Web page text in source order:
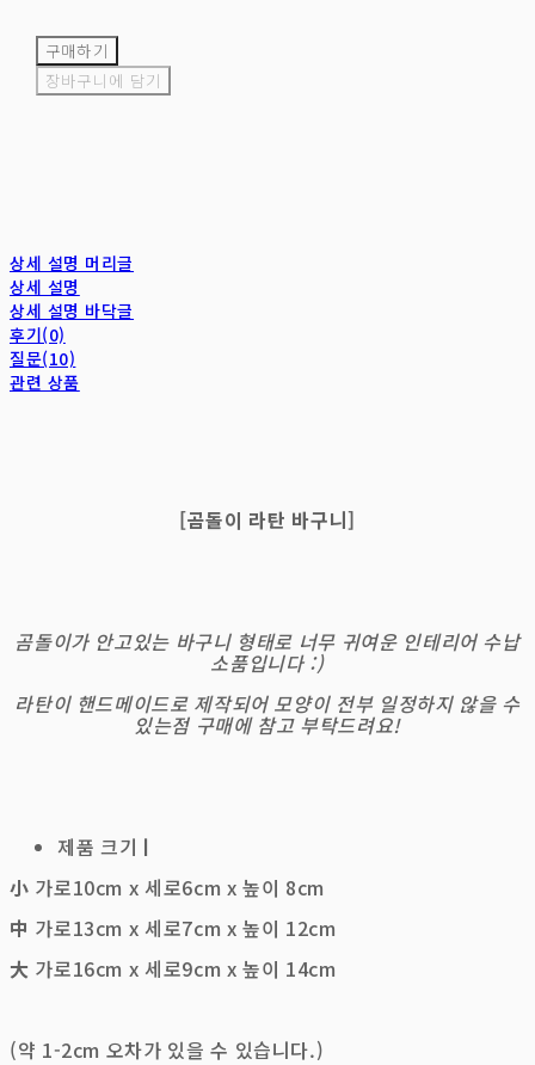
구매하기
장바구니에 담기
상세 설명 머리글
상세 설명
상세 설명 바닥글
후기(0)
질문(10)
관련 상품
[곰돌이 라탄 바구니]
곰돌이가 안고있는 바구니 형태로 너무 귀여운 인테리어 수납
소품입니다 :)
라탄이 핸드메이드로 제작되어 모양이 전부 일정하지 않을 수
있는점 구매에 참고 부탁드려요!
제품 크기 ㅣ
小 가로10cm x 세로6cm x 높이 8cm
中 가로13cm x 세로7cm x 높이 12cm
大 가로16cm x 세로9cm x 높이 14cm
(약 1-2cm 오차가 있을 수 있습니다.)